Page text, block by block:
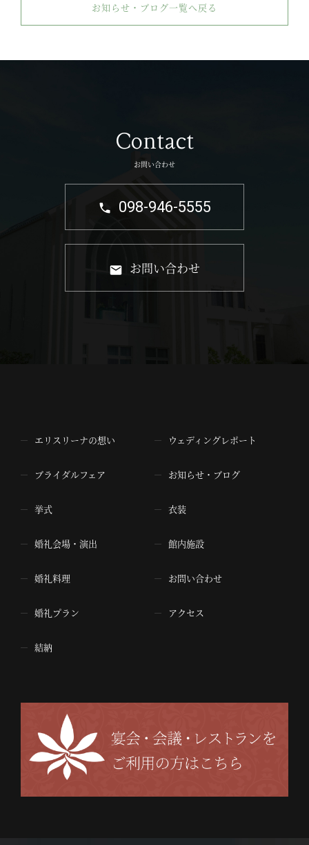
お知らせ・ブログ一覧へ戻る
Contact
お問い合わせ
098-946-5555
お問い合わせ
エリスリーナの想い
ブライダルフェア
挙式
婚礼会場・演出
婚礼料理
婚礼プラン
結納
ウェディングレポート
お知らせ・ブログ
衣装
館内施設
お問い合わせ
アクセス